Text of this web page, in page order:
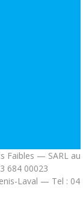
Faibles — SARL au
684 00023
Laval — Tel : 04